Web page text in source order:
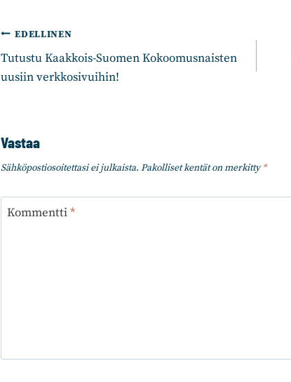
Artikkelien
selaus
EDELLINEN
Tutustu Kaakkois-Suomen Kokoomusnaisten
uusiin verkkosivuihin!
Vastaa
Sähköpostiosoitettasi ei julkaista. Pakolliset kentät on merkitty*
Kommentti*